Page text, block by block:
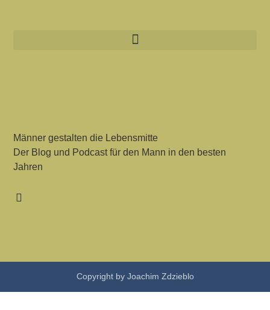
Männer gestalten die Lebensmitte
Der Blog und Podcast für den Mann in den besten
Jahren
Copyright by Joachim Zdzieblo